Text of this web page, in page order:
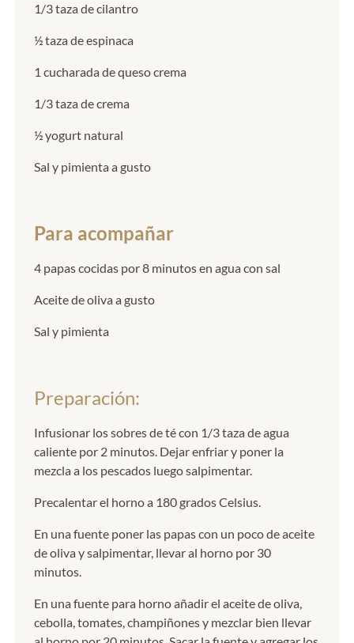
1/3 taza de cilantro
½ taza de espinaca
1 cucharada de queso crema
1/3 taza de crema
½ yogurt natural
Sal y pimienta a gusto
Para acompañar
4 papas cocidas por 8 minutos en agua con sal
Aceite de oliva a gusto
Sal y pimienta
Preparación:
Infusionar los sobres de té con 1/3 taza de agua
caliente por 2 minutos. Dejar enfriar y poner la
mezcla a los pescados luego salpimentar.
Precalentar el horno a 180 grados Celsius.
En una fuente poner las papas con un poco de aceite
de oliva y salpimentar, llevar al horno por 30
minutos.
En una fuente para horno añadir el aceite de oliva,
cebolla, tomates, champiñones y mezclar bien llevar